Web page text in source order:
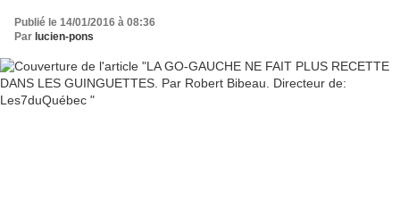
Publié le 14/01/2016 à 08:36
Par lucien-pons